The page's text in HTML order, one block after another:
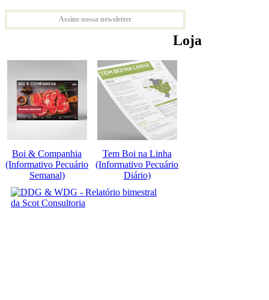
Assine nossa newsletter
Loja
Boi & Companhia
(Informativo Pecuário
Semanal)
Tem Boi na Linha
(Informativo Pecuário
Diário)